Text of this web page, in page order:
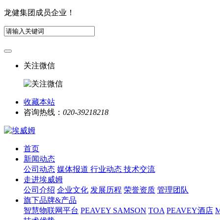
龙健集团成员企业！
关注微信
收藏本站
咨询热线： 020-39218218
首页
新闻动态
公司动态 媒体报道 行业动态 技术交流
走进埃威姆
公司介绍 企业文化 发展历程 荣誉资质 管理团队
旗下品牌&产品
智慧物联网平台 PEAVEY SAMSON TOA PEAVEY酒店